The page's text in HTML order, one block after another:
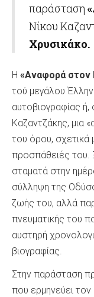
παράσταση
Νίκου
Χρυσικάκο.
Η «Αναφορά στον
τού μεγάλου
αυτοβιογραφίας ή,
Καζαντζάκης, μια
του όρου, σχετικά
προσπάθειές του.
σταματά στην
σύλληψη της
ζωής του, αλλά
πνευματικής του
αυστηρή
βιογραφίας.
Στην παράσταση
που ερμηνεύει